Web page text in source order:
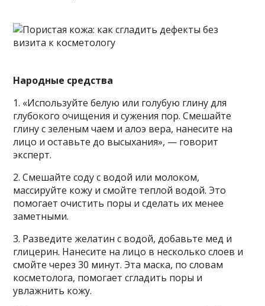
Народные средства
1. «Используйте белую или голубую глину для
глубокого очищения и сужения пор. Смешайте
глину с зеленым чаем и алоэ вера, нанесите на
лицо и оставьте до высыхания», — говорит
эксперт.
2. Смешайте соду с водой или молоком,
массируйте кожу и смойте теплой водой. Это
помогает очистить поры и сделать их менее
заметными.
3. Разведите желатин с водой, добавьте мед и
глицерин. Нанесите на лицо в несколько слоев и
смойте через 30 минут. Эта маска, по словам
косметолога, помогает сгладить поры и
увлажнить кожу.